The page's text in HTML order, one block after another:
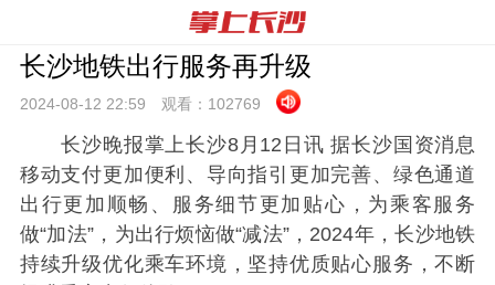
长沙地铁出行服务再升级
2024-08-12 22:59 观看： 102769
长沙晚报掌上长沙8月12日讯 据长沙国资消息
移动支付更加便利、导向指引更加完善、绿色通道
出行更加顺畅、服务细节更加贴心，为乘客服务
做“加法”，为出行烦恼做“减法”，2024年，长沙地铁
持续升级优化乘车环境，坚持优质贴心服务，不断